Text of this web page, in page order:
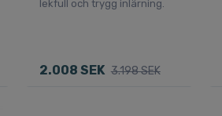
lekfull och trygg inlärning.
2.008 SEK 3.198 SEK